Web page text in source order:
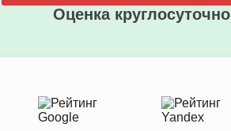
Оценка круглосуточно